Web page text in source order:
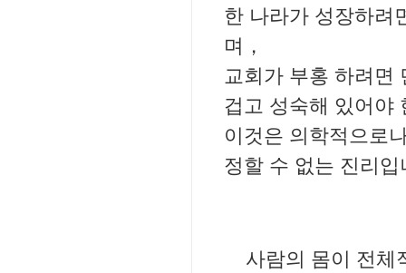
한 나라가 성장하려
며，
교회가 부홍 하려면
겁고 성숙해 있어야
이것은 의학적으로
정할 수 없는 진리입
사람의 몸이 전체